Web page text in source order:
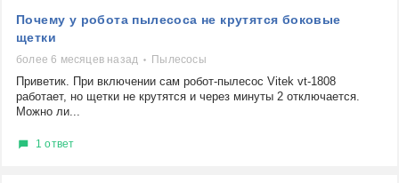
Почему у робота пылесоса не крутятся боковые
щетки
более 6 месяцев назад Пылесосы
Приветик. При включении сам робот-пылесос Vitek vt-1808
работает, но щетки не крутятся и через минуты 2 отключается.
Можно ли...
1 ответ